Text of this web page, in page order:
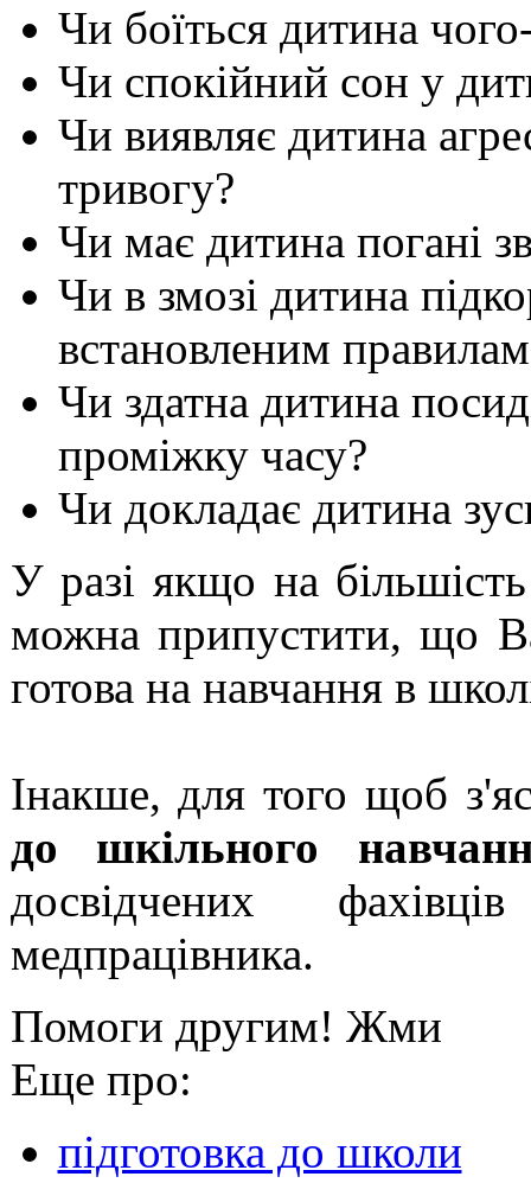
Чи боїться дитина
Чи спокійний сон у
Чи виявляє дитина
тривогу?
Чи має дитина погані
Чи в змозі дитина
встановленим
Чи здатна дитина
проміжку часу?
Чи докладає дитина
У разі якщо на
можна припустити, що
готова на навчання в
Інакше, для того щоб
до шкільного
досвідчених
медпрацівника.
Помоги другим! Жми
Еще про:
підготовка до школи